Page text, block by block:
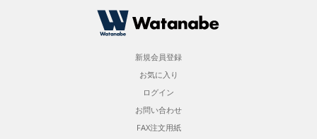
新規会員登録
お気に入り
ログイン
お問い合わせ
FAX注文用紙